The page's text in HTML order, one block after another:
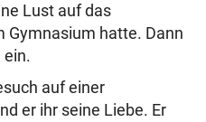
Lust auf das
hatte. Dann
ein.
auf einer
er ihr seine Liebe. Er